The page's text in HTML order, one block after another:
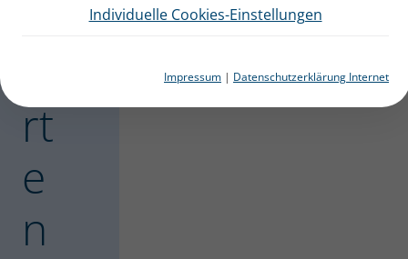
Individuelle Cookies-Einstellungen
Impressum | Datenschutzerklärung Internet
rt
e
n